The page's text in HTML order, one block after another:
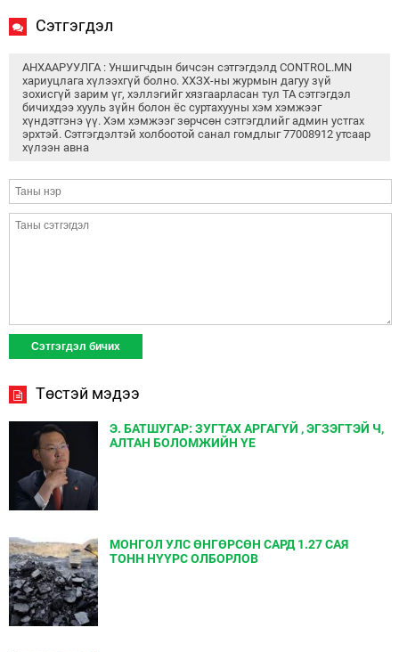
Сэтгэгдэл
АНХААРУУЛГА : Уншигчдын бичсэн сэтгэгдэлд CONTROL.MN
хариуцлага хүлээхгүй болно. ХХЗХ-ны журмын дагуу зүй
зохисгүй зарим үг, хэллэгийг хязгаарласан тул ТА сэтгэгдэл
бичихдээ хууль зүйн болон ёс суртахууны хэм хэмжээг
хүндэтгэнэ үү. Хэм хэмжээг зөрчсөн сэтгэгдлийг админ устгах
эрхтэй. Сэтгэгдэлтэй холбоотой санал гомдлыг 77008912 утсаар
хүлээн авна
Төстэй мэдээ
Э. БАТШУГАР: ЗУГТАХ АРГАГҮЙ , ЭГЗЭГТЭЙ Ч,
АЛТАН БОЛОМЖИЙН ҮЕ
МОНГОЛ УЛС ӨНГӨРСӨН САРД 1.27 САЯ
ТОНН НҮҮРС ОЛБОРЛОВ